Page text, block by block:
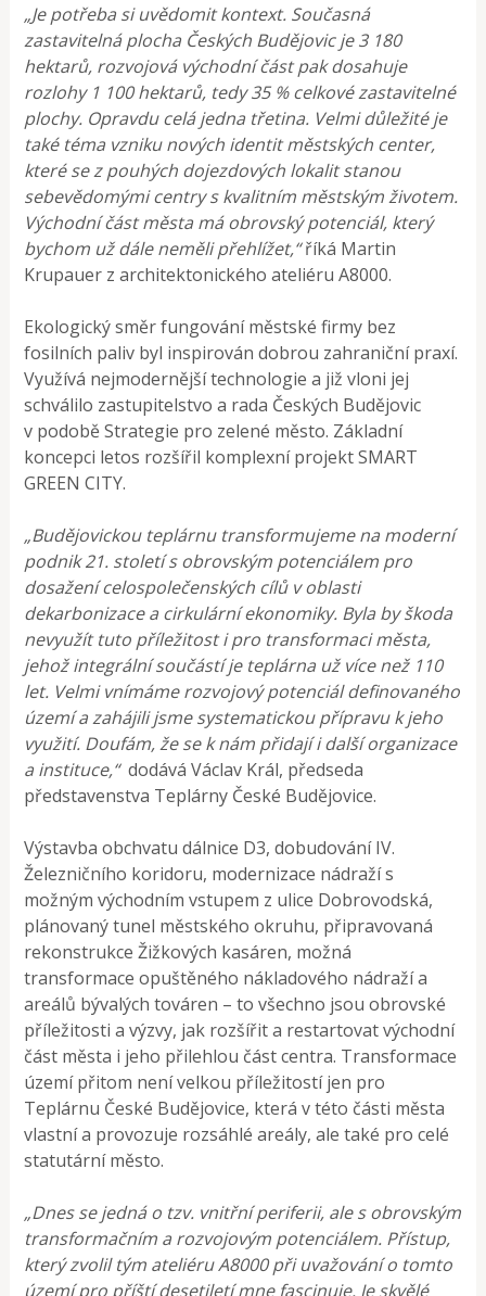
„Je potřeba si uvědomit kontext. Současná
zastavitelná plocha Českých Budějovic je 3 180
hektarů, rozvojová východní část pak dosahuje
rozlohy 1 100 hektarů, tedy 35 % celkové zastavitelné
plochy. Opravdu celá jedna třetina. Velmi důležité je
také téma vzniku nových identit městských center,
které se z pouhých dojezdových lokalit stanou
sebevědomými centry s kvalitním městským životem.
Východní část města má obrovský potenciál, který
bychom už dále neměli přehlížet,“říká Martin
Krupauer z architektonického ateliéru A8000.
Ekologický směr fungování městské firmy bez
fosilních paliv byl inspirován dobrou zahraniční praxí.
Využívá nejmodernější technologie a již vloni jej
schválilo zastupitelstvo a rada Českých Budějovic
v podobě Strategie pro zelené město. Základní
koncepci letos rozšířil komplexní projekt SMART
GREEN CITY.
„Budějovickou teplárnu transformujeme na moderní
podnik 21. století s obrovským potenciálem pro
dosažení celospolečenských cílů v oblasti
dekarbonizace a cirkulární ekonomiky. Byla by škoda
nevyužít tuto příležitost i pro transformaci města,
jehož integrální součástí je teplárna už více než 110
let. Velmi vnímáme rozvojový potenciál definovaného
území a zahájili jsme systematickou přípravu k jeho
využití. Doufám, že se k nám přidají i další organizace
a instituce,“dodává Václav Král, předseda
představenstva Teplárny České Budějovice.
Výstavba obchvatu dálnice D3, dobudování IV.
Železničního koridoru, modernizace nádraží s
možným východním vstupem z ulice Dobrovodská,
plánovaný tunel městského okruhu, připravovaná
rekonstrukce Žižkových kasáren, možná
transformace opuštěného nákladového nádraží a
areálů bývalých továren – to všechno jsou obrovské
příležitosti a výzvy, jak rozšířit a restartovat východní
část města i jeho přilehlou část centra. Transformace
území přitom není velkou příležitostí jen pro
Teplárnu České Budějovice, která v této části města
vlastní a provozuje rozsáhlé areály, ale také pro celé
statutární město.
„Dnes se jedná o tzv. vnitřní periferii, ale s obrovským
transformačním a rozvojovým potenciálem. Přístup,
který zvolil tým ateliéru A8000 při uvažování o tomto
území pro příští desetiletí mne fascinuje. Je skvělé